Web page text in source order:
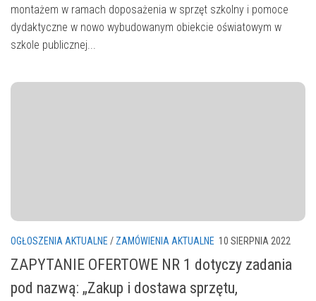
montażem w ramach doposażenia w sprzęt szkolny i pomoce
dydaktyczne w nowo wybudowanym obiekcie oświatowym w
szkole publicznej...
OGŁOSZENIA AKTUALNE/ ZAMÓWIENIA AKTUALNE 10 SIERPNIA 2022
ZAPYTANIE OFERTOWE NR 1 dotyczy zadania
pod nazwą: „Zakup i dostawa sprzętu,